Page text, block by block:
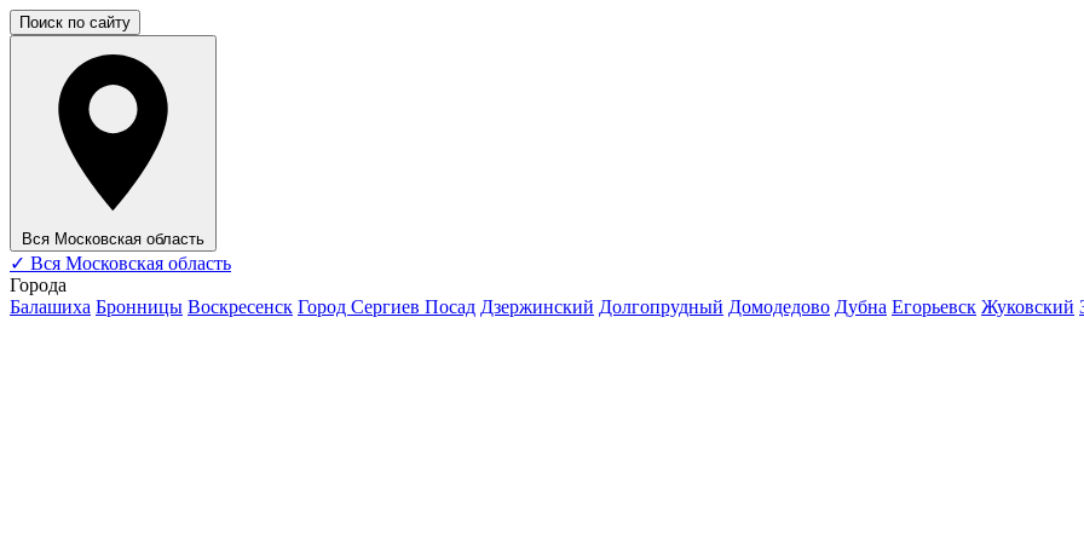
Поиск по сайту
Вся Московская область
✓ Вся Московская область
Города
Балашиха Бронницы Воскресенск Город Сергиев Посад Дзержинский Долгопрудный Домодедово Дубна Егорьевск Жуковский